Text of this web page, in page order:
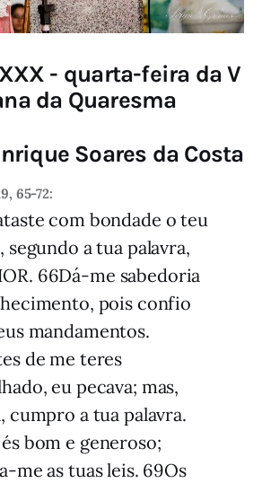
- quarta-feira da V
da Quaresma
Soares da Costa
65-72:
com bondade o teu
segundo a tua palavra,
66Dá-me sabedoria
pois confio
mandamentos.
de me teres
eu pecava; mas,
cumpro a tua palavra.
bom e generoso;
me as tuas leis. 69Os